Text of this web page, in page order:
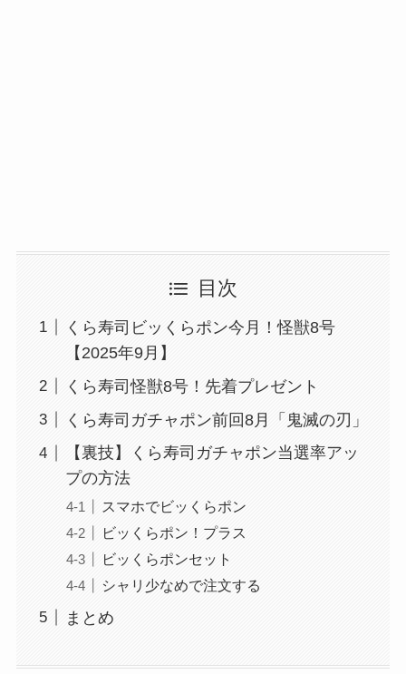
目次
くら寿司ビッくらポン今月！怪獣8号
【2025年9月】
くら寿司怪獣8号！先着プレゼント
くら寿司ガチャポン前回8月「鬼滅の刃」
【裏技】くら寿司ガチャポン当選率アッ
プの方法
スマホでビッくらポン
ビッくらポン！プラス
ビッくらポンセット
シャリ少なめで注文する
まとめ